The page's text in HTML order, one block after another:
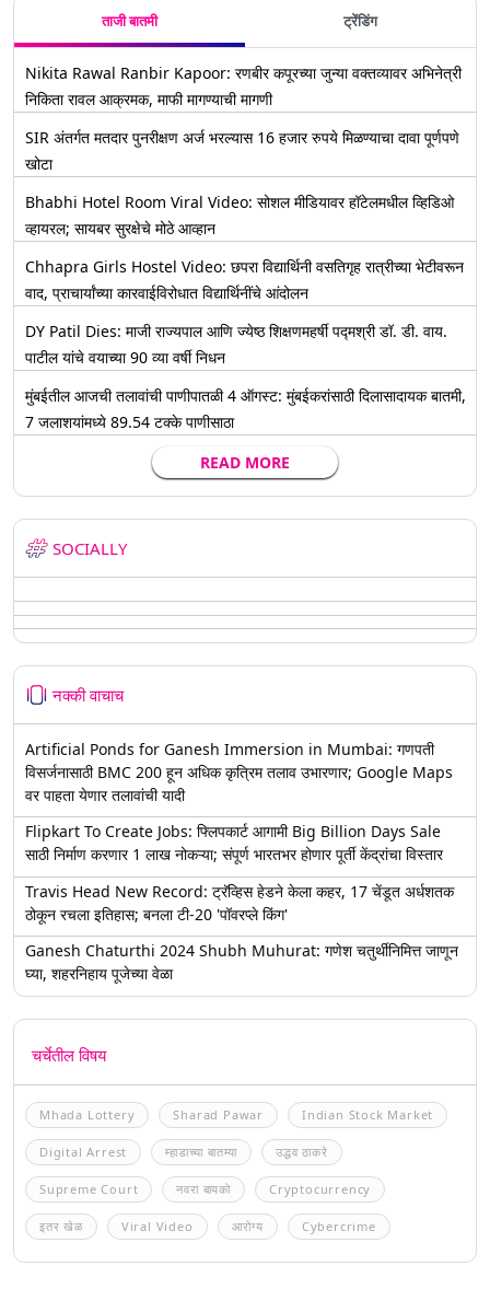
WhatsApp Status
ताजी बातमी ट्रेंडिंग
Nikita Rawal Ranbir Kapoor: रणबीर कपूरच्या जुन्या वक्तव्यावर अभिनेत्री
निकिता रावल आक्रमक, माफी मागण्याची मागणी
SIR अंतर्गत मतदार पुनरीक्षण अर्ज भरल्यास 16 हजार रुपये मिळण्याचा दावा पूर्णपणे
खोटा
Bhabhi Hotel Room Viral Video: सोशल मीडियावर हॉटेलमधील व्हिडिओ
व्हायरल; सायबर सुरक्षेचे मोठे आव्हान
Chhapra Girls Hostel Video: छपरा विद्यार्थिनी वसतिगृह रात्रीच्या भेटीवरून
वाद, प्राचार्यांच्या कारवाईविरोधात विद्यार्थिनींचे आंदोलन
DY Patil Dies: माजी राज्यपाल आणि ज्येष्ठ शिक्षणमहर्षी पद्मश्री डॉ. डी. वाय.
पाटील यांचे वयाच्या 90 व्या वर्षी निधन
मुंबईतील आजची तलावांची पाणीपातळी 4 ऑगस्ट: मुंबईकरांसाठी दिलासादायक बातमी,
7 जलाशयांमध्ये 89.54 टक्के पाणीसाठा
READ MORE
SOCIALLY
नक्की वाचाच
Artificial Ponds for Ganesh Immersion in Mumbai: गणपती
विसर्जनासाठी BMC 200 हून अधिक कृत्रिम तलाव उभारणार; Google Maps
वर पाहता येणार तलावांची यादी
Flipkart To Create Jobs: फ्लिपकार्ट आगामी Big Billion Days Sale
साठी निर्माण करणार 1 लाख नोकऱ्या; संपूर्ण भारतभर होणार पूर्ती केंद्रांचा विस्तार
Travis Head New Record: ट्रॅव्हिस हेडने केला कहर, 17 चेंडूत अर्धशतक
ठोकून रचला इतिहास; बनला टी-20 'पॉवरप्ले किंग'
Ganesh Chaturthi 2024 Shubh Muhurat: गणेश चतुर्थीनिमित्त जाणून
घ्या, शहरनिहाय पूजेच्या वेळा
चर्चेतील विषय
Mhada Lottery Sharad Pawar Indian Stock Market
Digital Arrest म्हाडाच्या बातम्या उद्धव ठाकरे
Supreme Court नवरा बायको Cryptocurrency
इतर खेळ Viral Video आरोग्य Cybercrime